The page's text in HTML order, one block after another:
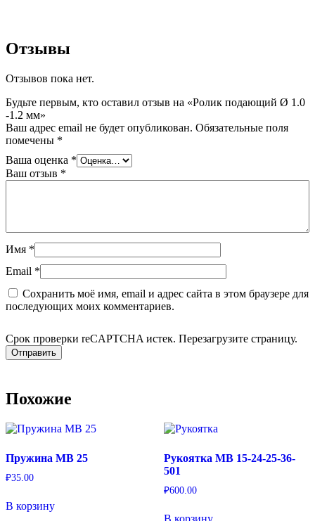
Отзывы
Отзывов пока нет.
Будьте первым, кто оставил отзыв на «Ролик подающий Ø 1.0
-1.2 мм»
Ваш адрес email не будет опубликован. Обязательные поля
помечены *
Ваша оценка *
Ваш отзыв *
Имя *
Email *
Сохранить моё имя, email и адрес сайта в этом браузере для
последующих моих комментариев.
Срок проверки reCAPTCHA истек. Перезагрузите страницу.
Похожие
Пружина MB 25
₽35.00
В корзину
Рукоятка MB 15-24-25-36-
501
₽600.00
В корзину